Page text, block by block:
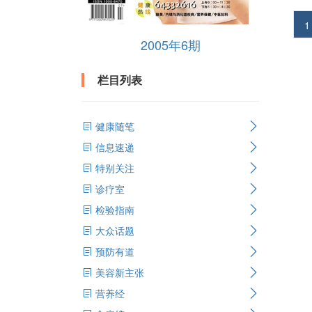
2005年6期
栏目列表
健康随笔
信息速递
特别关注
诊疗室
检验指南
大众话题
预防有道
美容新主张
营养经
1